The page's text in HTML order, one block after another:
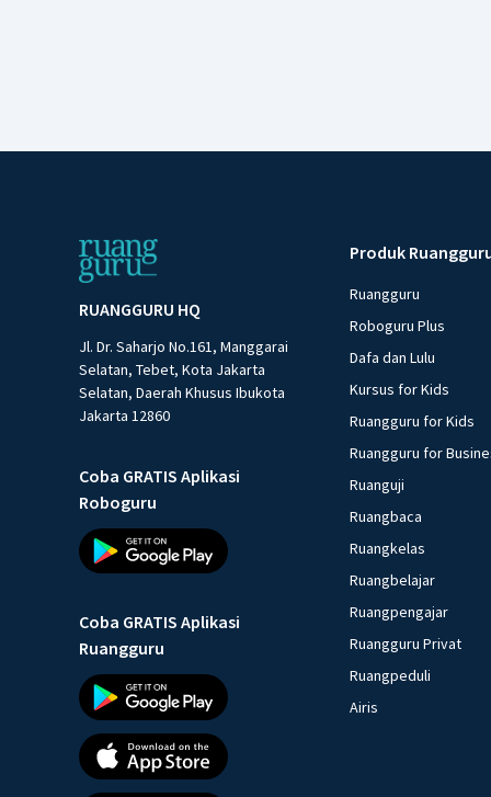
RUANGGURU HQ
Jl. Dr. Saharjo No.161, Manggarai
Selatan, Tebet, Kota Jakarta
Selatan, Daerah Khusus Ibukota
Jakarta 12860
Coba GRATIS Aplikasi
Roboguru
Coba GRATIS Aplikasi
Ruangguru
Produk
Ruangguru
Roboguru Plus
Dafa dan Lulu
Kursus for Kids
Ruangguru for Kids
Ruangguru for
Ruanguji
Ruangbaca
Ruangkelas
Ruangbelajar
Ruangpengajar
Ruangguru Privat
Ruangpeduli
Airis